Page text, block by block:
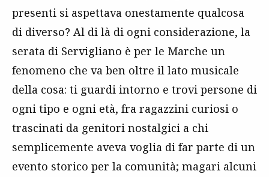
presenti si aspettava onestamente qualcosa
di diverso? Al di là di ogni considerazione, la
serata di Servigliano è per le Marche un
fenomeno che va ben oltre il lato musicale
della cosa: ti guardi intorno e trovi persone di
ogni tipo e ogni età, fra ragazzini curiosi o
trascinati da genitori nostalgici a chi
semplicemente aveva voglia di far parte di un
evento storico per la comunità; magari alcuni